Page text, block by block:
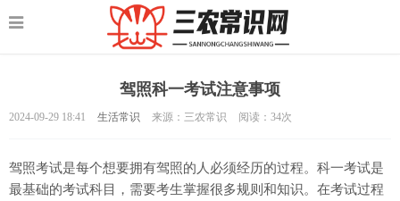
驾照科一考试注意事项
2024-09-29 18:41 生活常识 来源：三农常识 阅读： 34次
驾照考试是每个想要拥有驾照的人必须经历的过程。科一考试是
最基础的考试科目，需要考生掌握很多规则和知识。在考试过程